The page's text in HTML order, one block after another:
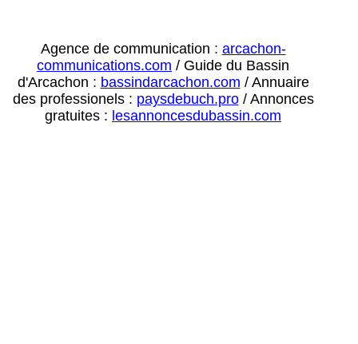
Agence de communication : arcachon-
communications.com / Guide du Bassin
d'Arcachon : bassindarcachon.com / Annuaire
des professionels : paysdebuch.pro/ Annonces
gratuites : lesannoncesdubassin.com